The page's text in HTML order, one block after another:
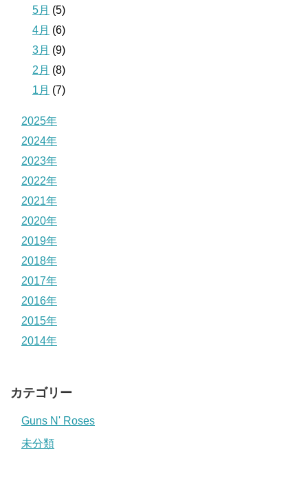
5月 (5)
4月 (6)
3月 (9)
2月 (8)
1月 (7)
2025年
2024年
2023年
2022年
2021年
2020年
2019年
2018年
2017年
2016年
2015年
2014年
カテゴリー
Guns N' Roses
未分類